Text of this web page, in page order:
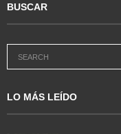
BUSCAR
LO MÁS LEÍDO